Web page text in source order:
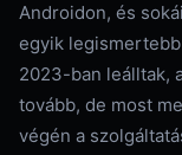
Androidon, és
egyik
2023-ban leálltak,
tovább, de most
végén a